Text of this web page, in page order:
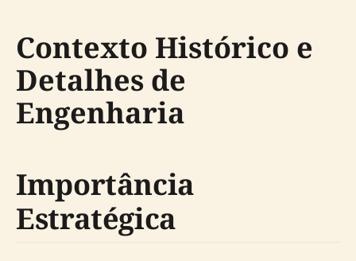
Contexto Histórico e
Detalhes de
Engenharia
Importância
Estratégica